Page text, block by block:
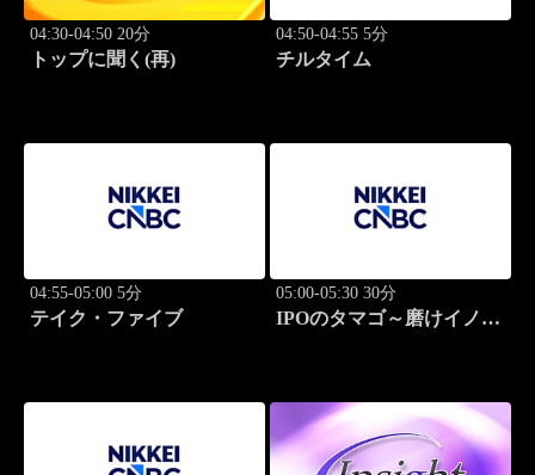
04:30-04:50 20分
トップに聞く(再)
04:50-04:55 5分
チルタイム
04:55-05:00 5分
テイク・ファイブ
05:00-05:30 30分
IPOのタマゴ～磨けイノベ